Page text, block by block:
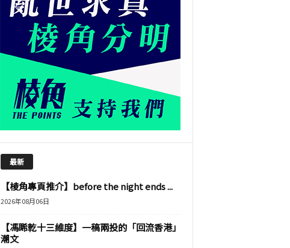
最新
【棱角專頁推介】before the night ends ...
2026年08月06日
【馮睎乾十三維度】一稿兩投的「回流香港」
潮文